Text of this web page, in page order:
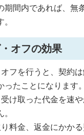
期間内であれば、無
オフの効果
フを行うと、契約は
たことになります。
け取った代金を速や
料金、返金にかかる